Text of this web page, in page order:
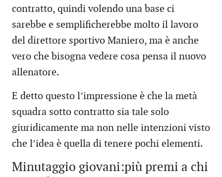
contratto, quindi volendo una base ci
sarebbe e semplificherebbe molto il lavoro
del direttore sportivo Maniero, ma è anche
vero che bisogna vedere cosa pensa il nuovo
allenatore.
E detto questo l’impressione è che la metà
squadra sotto contratto sia tale solo
giuridicamente ma non nelle intenzioni visto
che l’idea è quella di tenere pochi elementi.
Minutaggio giovani:più premi a chi